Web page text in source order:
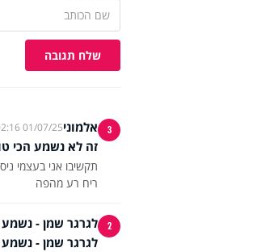
שלח תגובה
3 אלמוני01/07/25 02:16
זה לא נשמע הכי
תקשיבו אני בעצמי
ריח רע מהפה
2 לגרגר שמן -
לגרגר שמן -